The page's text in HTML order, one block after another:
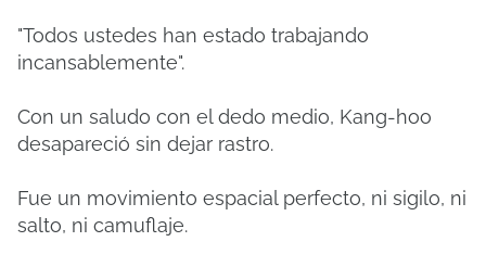
"Todos ustedes han estado trabajando
incansablemente".
Con un saludo con el dedo medio, Kang-hoo
desapareció sin dejar rastro.
Fue un movimiento espacial perfecto, ni sigilo, ni
salto, ni camuflaje.